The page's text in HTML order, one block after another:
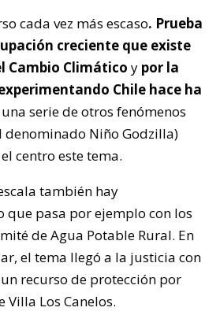
cada vez más escaso. Prueba
creciente que existe
Cambio Climático y por la
Chile hace ha
serie de otros fenómenos
denominado Niño Godzilla)
centro este tema.
también hay
que pasa por ejemplo con los
de Agua Potable Rural. En
el tema llegó a la justicia con
recurso de protección por
Villa Los Canelos.